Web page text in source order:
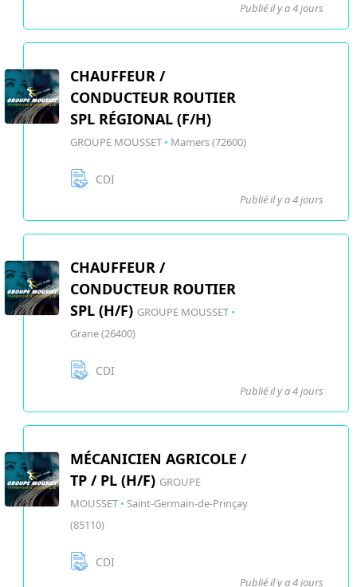
Publié il y a 4 jours
CHAUFFEUR /
CONDUCTEUR ROUTIER
SPL RÉGIONAL (F/H)
GROUPE MOUSSET • Mamers (72600)
CDI
Publié il y a 4 jours
CHAUFFEUR /
CONDUCTEUR ROUTIER
SPL (H/F) GROUPE MOUSSET •
Grane (26400)
CDI
Publié il y a 4 jours
MÉCANICIEN AGRICOLE /
TP / PL (H/F) GROUPE
MOUSSET • Saint-Germain-de-Prinçay
(85110)
CDI
Publié il y a 4 jours